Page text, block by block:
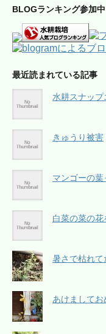
BLOGランキング参加中
最近読まれている記事
水耕スナッ
きゅうり被害
マンゴーの
白菜の菜の花
暑さで枯れて
あけましてお